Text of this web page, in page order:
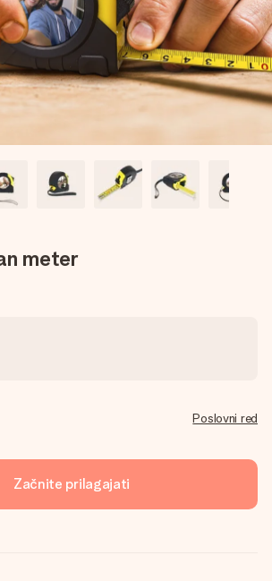
korakih ustvari nekaj edinstvenega – z
fotografijo ali sporočilom, ki ogreje
le vsa ljubezen za ta trenutek.
meter
Poslovni red
Začnite prilagajati